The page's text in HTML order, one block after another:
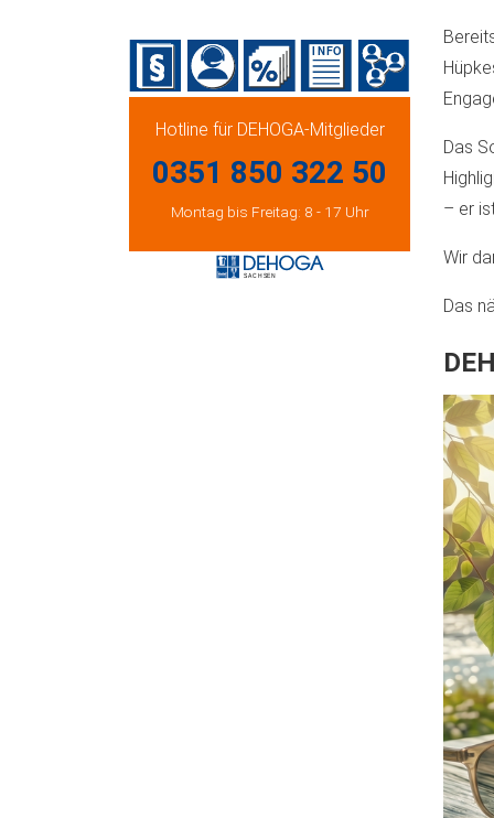
Hotline für DEHOGA-Mitglieder
0351 850 322 50
Montag bis Freitag: 8 - 17 Uhr
Das
– er
Wir
Das